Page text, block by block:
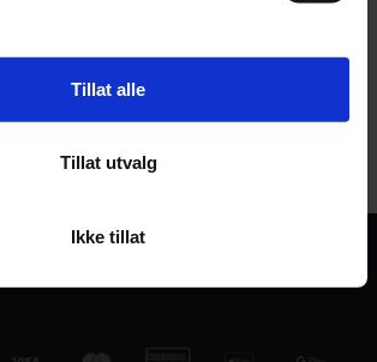
Tillat alle
Tillat utvalg
Ikke tillat
176 875,-